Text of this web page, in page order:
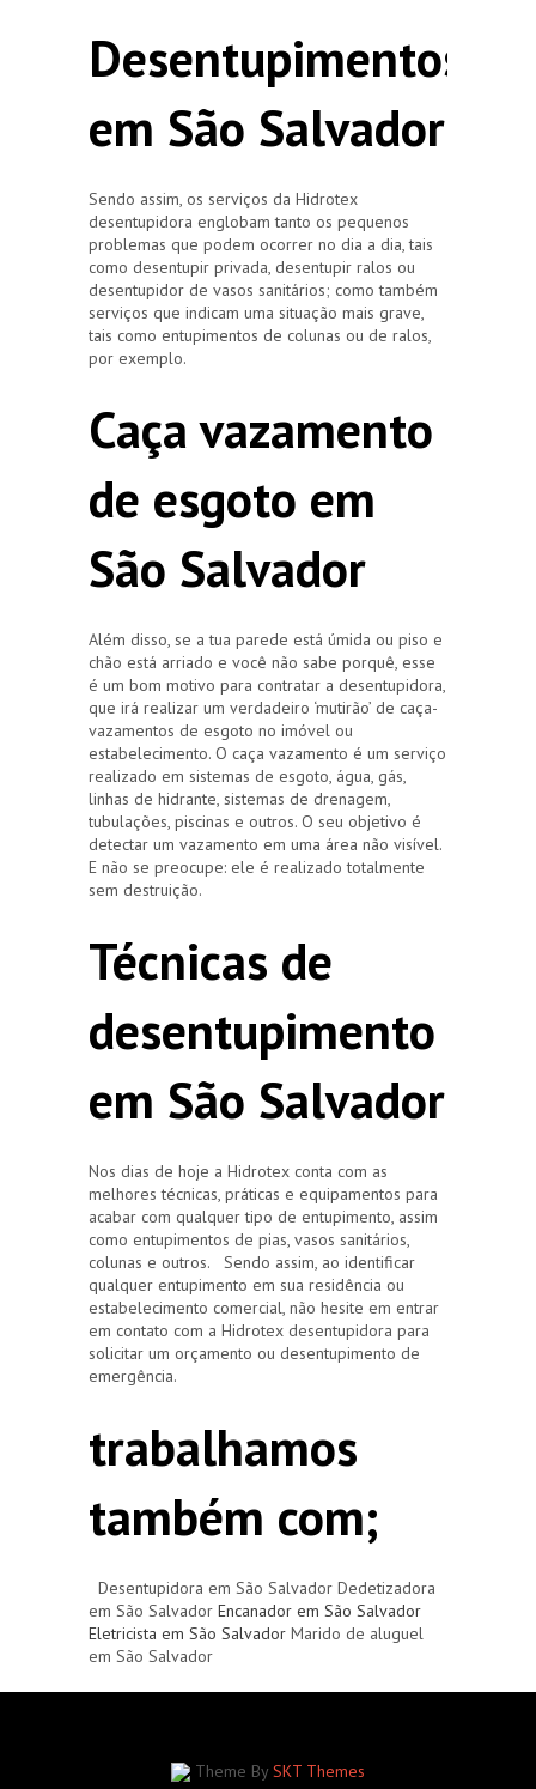
Desentupimentos
em São Salvador
Sendo assim, os serviços da Hidrotex
desentupidora englobam tanto os pequenos
problemas que podem ocorrer no dia a dia, tais
como desentupir privada, desentupir ralos ou
desentupidor de vasos sanitários; como também
serviços que indicam uma situação mais grave,
tais como entupimentos de colunas ou de ralos,
por exemplo.
Caça vazamento
de esgoto em
São Salvador
Além disso, se a tua parede está úmida ou piso e
chão está arriado e você não sabe porquê, esse
é um bom motivo para contratar a desentupidora,
que irá realizar um verdadeiro ‘mutirão’ de caça-
vazamentos de esgoto no imóvel ou
estabelecimento. O caça vazamento é um serviço
realizado em sistemas de esgoto, água, gás,
linhas de hidrante, sistemas de drenagem,
tubulações, piscinas e outros. O seu objetivo é
detectar um vazamento em uma área não visível.
E não se preocupe: ele é realizado totalmente
sem destruição.
Técnicas de
desentupimento
em São Salvador
Nos dias de hoje a Hidrotex conta com as
melhores técnicas, práticas e equipamentos para
acabar com qualquer tipo de entupimento, assim
como entupimentos de pias, vasos sanitários,
colunas e outros. Sendo assim, ao identificar
qualquer entupimento em sua residência ou
estabelecimento comercial, não hesite em entrar
em contato com a Hidrotex desentupidora para
solicitar um orçamento ou desentupimento de
emergência.
trabalhamos
também com;
Desentupidora em São Salvador Dedetizadora
em São Salvador Encanador em São Salvador
Eletricista em São Salvador Marido de aluguel
em São Salvador
Theme By SKT Themes